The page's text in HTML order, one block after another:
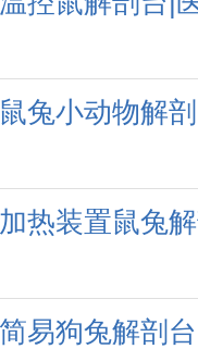
兔小动物解
热装置鼠兔
易狗兔解剖